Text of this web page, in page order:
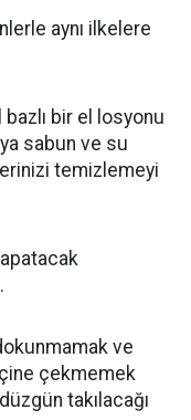
aynı ilkelere
bir el losyonu
sabun ve su
temizlemeyi
ve
içine çekmemek
takılacağı